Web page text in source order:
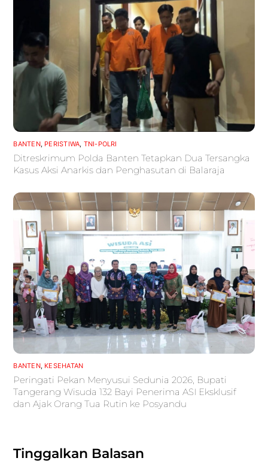
BANTEN, PERISTIWA TNI-POLRI
Ditreskrimum Polda Banten Tetapkan Dua Tersangka
Kasus Aksi Anarkis dan Penghasutan di Balaraja
BANTEN, KESEHATAN
Peringati Pekan Menyusui Sedunia 2026, Bupati
Tangerang Wisuda 132 Bayi Penerima ASI Eksklusif
dan Ajak Orang Tua Rutin ke Posyandu
Tinggalkan Balasan